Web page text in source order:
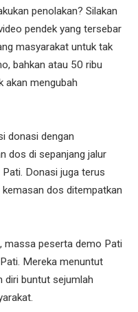
penolakan? Silakan
pendek yang tersebar
masyarakat untuk tak
bahkan atau 50 ribu
akan mengubah
donasi dengan
dos di sepanjang jalur
Donasi juga terus
dos ditempatkan
massa peserta demo Pati
Mereka menuntut
diri buntut sejumlah